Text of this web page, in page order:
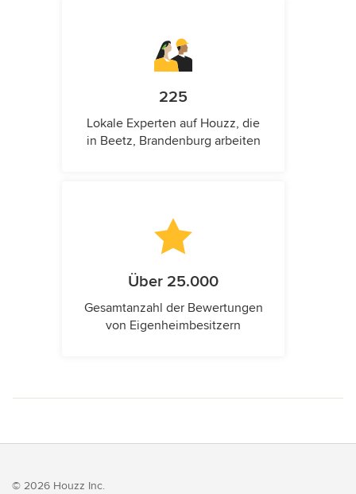
225
Lokale Experten auf Houzz, die
in Beetz, Brandenburg arbeiten
Über 25.000
Gesamtanzahl der Bewertungen
von Eigenheimbesitzern
© 2026 Houzz Inc.